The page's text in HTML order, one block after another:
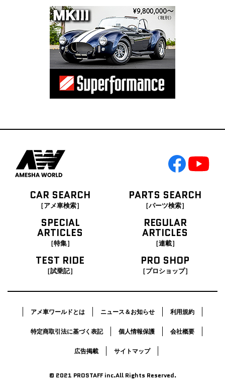
CAR SEARCH
［アメ車検索］
PARTS SEARCH
［パーツ検索］
SPECIAL
ARTICLES
［特集］
REGULAR
ARTICLES
［連載］
TEST RIDE
［試乗記］
PRO SHOP
［プロショップ］
アメ車ワールドとは ニュース＆お知らせ 利用規約
特定商取引法に基づく表記 個人情報保護 会社概要
広告掲載 サイトマップ
© 2021 PROSTAFF inc.All Rights Reserved.